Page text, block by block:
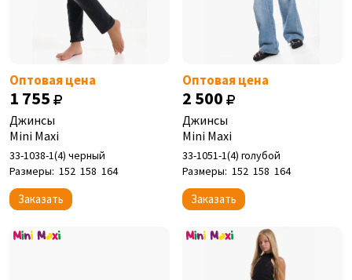
Оптовая цена
1 755
Джинсы
Mini Maxi
33-1038-1(4) черный
Размеры: 152 158 164
Заказать
Оптовая цена
2 500
Джинсы
Mini Maxi
33-1051-1(4) голубой
Размеры: 152 158 164
Заказать